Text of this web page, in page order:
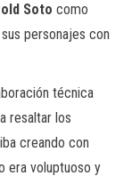
Soto como
personajes con
técnica
resaltar los
creando con
era voluptuoso y